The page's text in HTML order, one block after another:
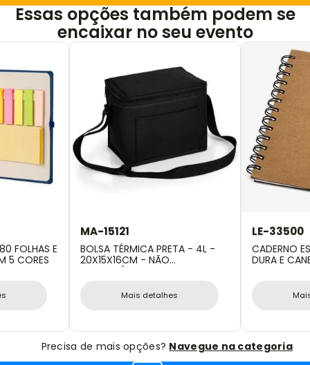
Essas opções também podem se
encaixar no seu evento
FOLHAS E
5 CORES
MA-15121
BOLSA TÉRMICA PRETA - 4L -
20X15X16CM - NÃO
IMPERMEÁVEL
Mais detalhes
LE-33500
CADERNO
DURA E
Precisa de mais opções? Navegue na categoria